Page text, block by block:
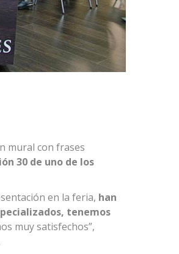
mural con frases
30 de uno de los
en la feria, han
tenemos
muy satisfechos”,